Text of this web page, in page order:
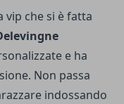
vip che si è fatta
e ha
Non passa
indossando